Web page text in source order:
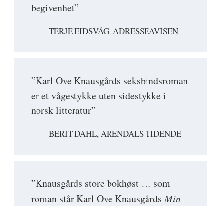
begivenhet”
TERJE EIDSVÅG, ADRESSEAVISEN
”Karl Ove Knausgårds seksbindsroman
er et vågestykke uten sidestykke i
norsk litteratur”
BERIT DAHL, ARENDALS TIDENDE
”Knausgårds store bokhøst … som
roman står Karl Ove KnausgårdsMin